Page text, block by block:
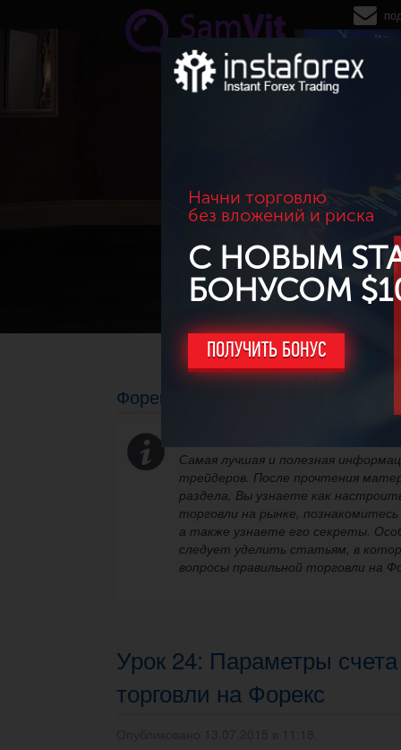
Перейти к основному содержанию
Начни торговлю
без вложений и риска
С НОВЫМ
БОНУСОМ
ПОЛУЧИТЬ БОНУС
Форекс для начинающих
Самая лучшая и полезная
трейдеров. После прочтения
раздела, Вы узнаете как
торговли на рынке,
а также узнаете его секреты.
следует уделить статьям, в
вопросы правильной торговли на
Урок 24: Параметры
торговли на Форекс